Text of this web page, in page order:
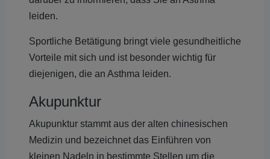
leiden.
Sportliche Betätigung bringt viele gesundheitliche
Vorteile mit sich und ist besonder wichtig für
diejenigen, die an Asthma leiden.
Akupunktur
Akupunktur stammt aus der alten chinesischen
Medizin und bezeichnet das Einführen von
kleinen Nadeln in bestimmte Stellen um die